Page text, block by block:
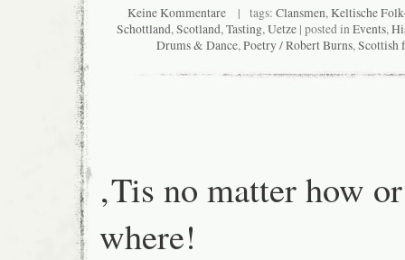
Keine Kommentare | tags: Clansmen,Keltische
Schottland,Scotland,Tasting,Uetze| posted inEvents,
Drums & Dance,Poetry / Robert Burns,Scottish
‚Tis no matter how or
where!